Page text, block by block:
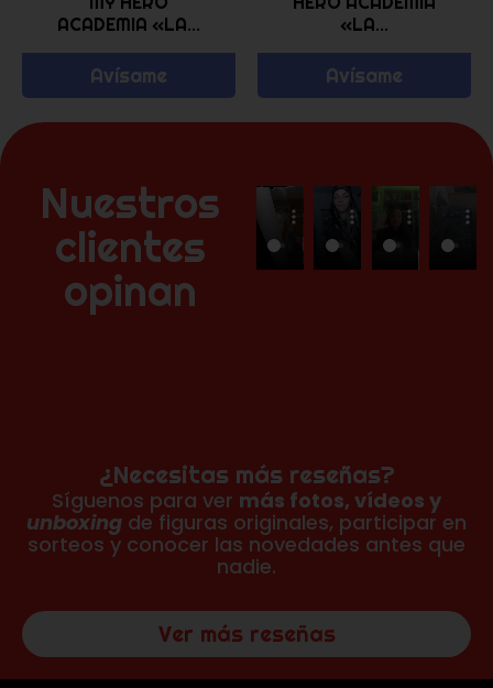
ACADEMIA «LA...
Avísame
«LA...
Avísame
Nuestros
clientes
opinan
¿Necesitas más reseñas?
Síguenos para ver más fotos, vídeos y
unboxing de figuras originales, participar en
sorteos y conocer las novedades antes que
nadie.
Ver más reseñas